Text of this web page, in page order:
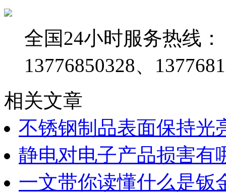
全国24小时服务热线：
13776850328、
相关文章
不锈钢制品表面保持光
静电对电子产品损害有
一文带你读懂什么是钣